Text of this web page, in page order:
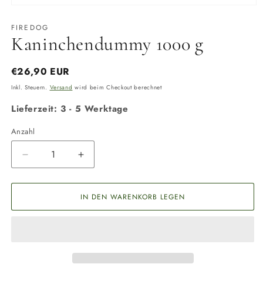
in
öffnen
FIREDOG
Kaninchendummy 1000 g
Normaler
Preis
€26,90 EUR
Inkl. Steuern. Versand wird beim Checkout berechnet
Lieferzeit: 3 - 5 Werktage
Anzahl
Anzahl
Verringere
die
Menge
Kaninchendummy
Erhöhe
die
Menge
für
Kaninchendummy
IN DEN WARENKORB LEGEN